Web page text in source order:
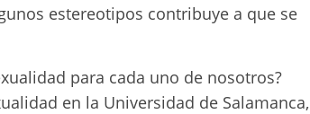
estereotipos contribuye a que se
para cada uno de nosotros?
en la Universidad de Salamanca,